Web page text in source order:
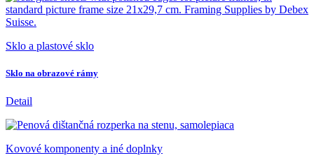
Sklo a plastové sklo
Sklo na obrazové rámy
Detail
Kovové komponenty a iné doplnky